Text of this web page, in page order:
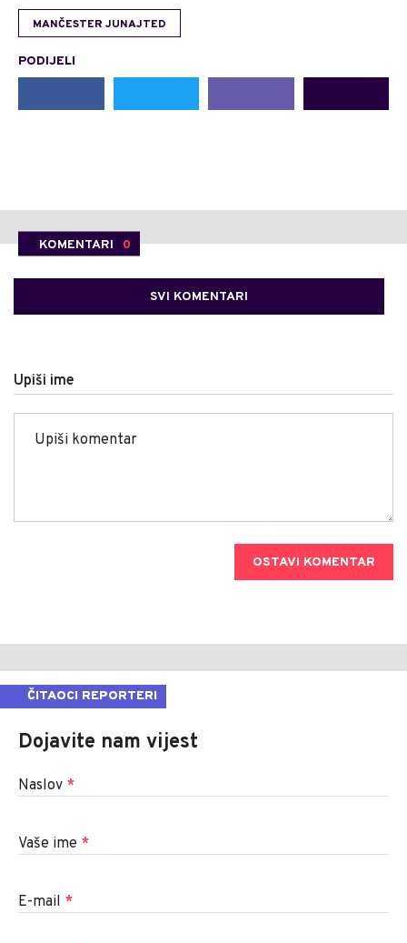
MANČESTER JUNAJTED
PODIJELI
KOMENTARI 0
SVI KOMENTARI
Upiši ime
OSTAVI KOMENTAR
ČITAOCI REPORTERI
Dojavite nam vijest
Naslov *
Vaše ime *
E-mail *